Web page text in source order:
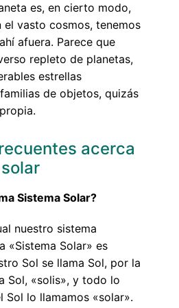
es, en cierto modo,
el vasto cosmos, tenemos
afuera. Parece que
repleto de planetas,
estrellas
de objetos, quizás
acerca
Sistema Solar?
nuestro sistema
«Sistema Solar» es
Sol se llama Sol, por la
Sol, «solis», y todo lo
Sol lo llamamos «solar».